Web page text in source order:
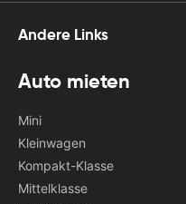
Andere Links
Auto mieten
Mini
Kleinwagen
Kompakt-Klasse
Mittelklasse